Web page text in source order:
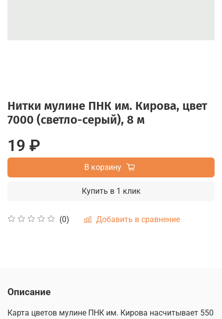
Нитки мулине ПНК им. Кирова, цвет
7000 (светло-серый), 8 м
(0) Добавить в сравнение
19 ₽
В корзину
Купить в 1 клик
Описание
Карта цветов мулине ПНК им. Кирова насчитывает 550